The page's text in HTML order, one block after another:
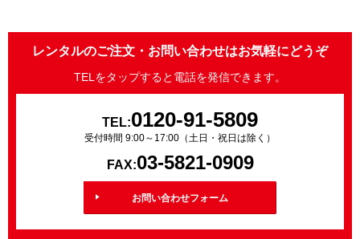
レンタルのご注文・お問い合わせはお気軽にどうぞ
TELをタップすると電話を発信できます。
TEL:0120-91-5809
受付時間 9:00～17:00（土日・祝日は除く）
FAX:03-5821-0909
お問い合わせフォーム